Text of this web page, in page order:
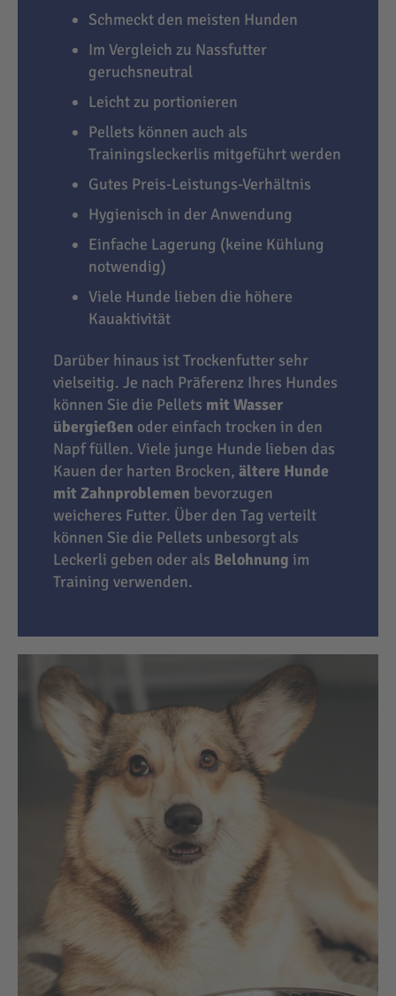
Schmeckt den meisten Hunden
Im Vergleich zu Nassfutter
geruchsneutral
Leicht zu portionieren
Pellets können auch als
Trainingsleckerlis mitgeführt werden
Gutes Preis-Leistungs-Verhältnis
Hygienisch in der Anwendung
Einfache Lagerung (keine Kühlung
notwendig)
Viele Hunde lieben die höhere
Kauaktivität
Darüber hinaus ist Trockenfutter sehr
vielseitig. Je nach Präferenz Ihres Hundes
können Sie die Pellets mit Wasser
übergießen oder einfach trocken in den
Napf füllen. Viele junge Hunde lieben das
Kauen der harten Brocken, ältere Hunde
mit Zahnproblemen bevorzugen
weicheres Futter. Über den Tag verteilt
können Sie die Pellets unbesorgt als
Leckerli geben oder als Belohnung im
Training verwenden.